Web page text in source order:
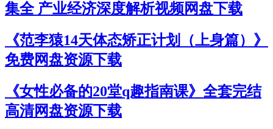
集全 产业经济深度解析视频网盘下载
《范李猿14天体态矫正计划（上身篇）》
免费网盘资源下载
《女性必备的20堂q趣指南课》全套完结
高清网盘资源下载